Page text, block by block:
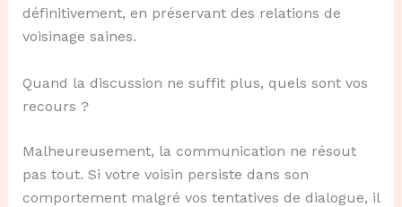
définitivement, en préservant des relations de
voisinage saines.
Quand la discussion ne suffit plus, quels sont vos
recours ?
Malheureusement, la communication ne résout
pas tout. Si votre voisin persiste dans son
comportement malgré vos tentatives de dialogue, il